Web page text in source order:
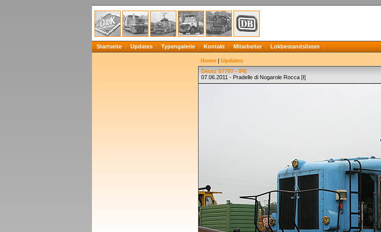
Startseite Updates Typengalerie Kontakt Mitarbeiter Lokbestandslisten
Home | Updates
Deutz 57707 - IPE
07.06.2011 - Pradelle di Nogarole Rocca [I]